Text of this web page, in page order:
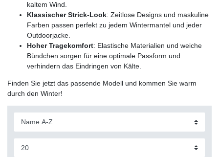
kaltem Wind.
Klassischer Strick-Look: Zeitlose Designs und maskuline
Farben passen perfekt zu jedem Wintermantel und jeder
Outdoorjacke.
Hoher Tragekomfort: Elastische Materialien und weiche
Bündchen sorgen für eine optimale Passform und
verhindern das Eindringen von Kälte.
Finden Sie jetzt das passende Modell und kommen Sie warm
durch den Winter!